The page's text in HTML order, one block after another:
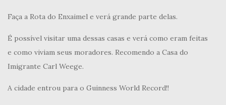
Faça a Rota do Enxaimel e verá grande parte delas.
É possível visitar uma dessas casas e verá como eram feitas
e como viviam seus moradores. Recomendo a Casa do
Imigrante Carl Weege.
A cidade entrou para o Guinness World Record!!